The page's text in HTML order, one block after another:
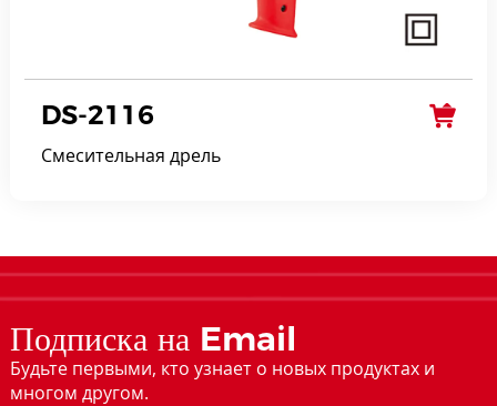
DS-2116
Смесительная дрель
Подписка на Email
Будьте первыми, кто узнает о новых продуктах и
многом другом.